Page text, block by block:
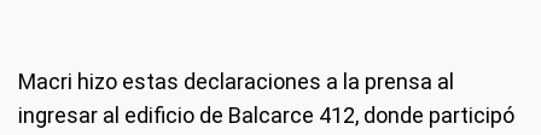
Macri hizo estas declaraciones a la prensa al
ingresar al edificio de Balcarce 412, donde participó